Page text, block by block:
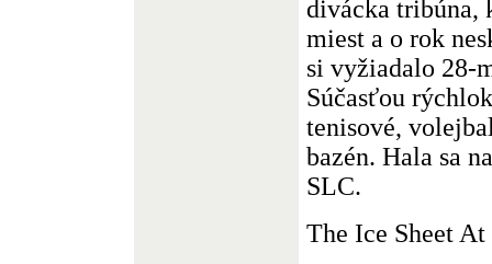
divácka tribúna,
miest a o rok
si vyžiadalo 28-
Súčasťou
tenisové,
bazén. Hala sa
SLC.
The Ice Sheet At